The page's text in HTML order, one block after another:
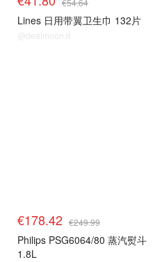
€54.64
Lines 日用带翼卫生巾 132片
@dealmoon.it
€178.42 €249.99
Philips PSG6064/80 蒸汽熨斗
1.8L